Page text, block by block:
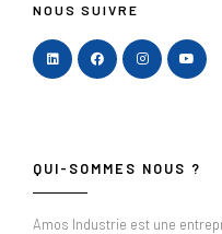
NOUS SUIVRE
QUI-SOMMES NOUS ?
Amos Industrie est une